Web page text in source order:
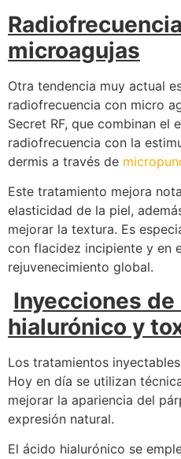
microagujas
Otra tendencia muy actual
radiofrecuencia con micro
Secret RF, que combinan el
radiofrecuencia con la
dermis a través de
Este tratamiento mejora
elasticidad de la piel,
mejorar la textura. Es
con flacidez incipiente y en
rejuvenecimiento global.
Inyecciones de
hialurónico y
Los tratamientos
Hoy en día se utilizan
mejorar la apariencia del
expresión natural.
El ácido hialurónico se